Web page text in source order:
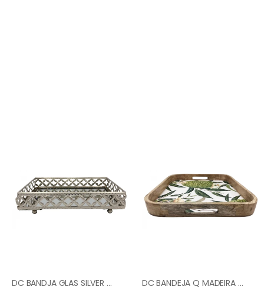
DC BANDJA GLAS SILVER METAL FH190912L-SL DC BANDEJA Q MADEIRA COM ESMALT 1152-22C